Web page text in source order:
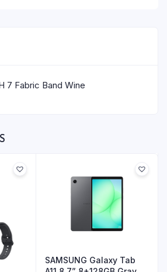
7 Fabric Band Wine
SAMSUNG Galaxy Tab